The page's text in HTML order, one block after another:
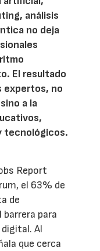
análisis
no deja
El resultado
expertos, no
a la
tecnológicos.
Report
el 63% de
de
para
Al
que cerca